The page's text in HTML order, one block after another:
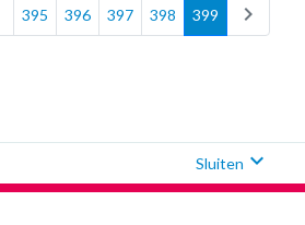
395 396 397 398 399 chevron_right
Sluiten expand_more